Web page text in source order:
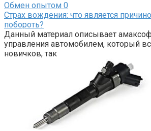
Обмен опытом 0
Страх вождения: что является
побороть?
Данный материал описывает
управления автомобилем, который
новичков, так